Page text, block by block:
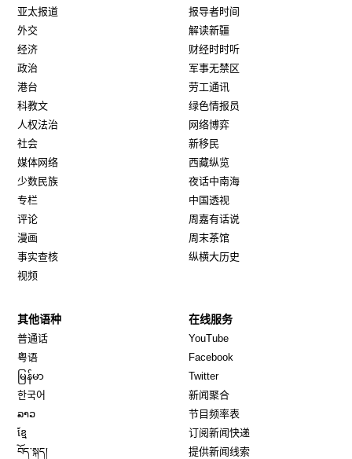
亚太报道
外交
经济
政治
港台
科教文
人权法治
社会
媒体网络
少数民族
专栏
评论
漫画
事实查核
视频
报导者时间
解读新疆
财经时时听
军事无禁区
劳工通讯
绿色情报员
网络博弈
新移民
西藏纵览
夜话中南海
中国透视
周嘉有话说
周末茶馆
纵横大历史
其他语种
普通话
粤语
မြန်မာ
한국어
ລາວ
ខ្មែ
བོད་སྐད།
在线服务
YouTube
Facebook
TwitterOpens in new window
新闻聚合
节目频率表
订阅新闻快递
提供新闻线索